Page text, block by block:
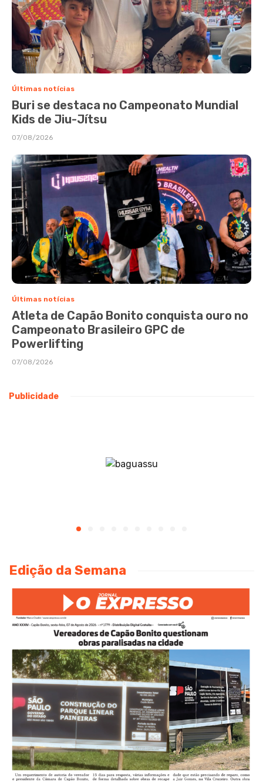
Últimas notícias
Buri se destaca no Campeonato Mundial
Kids de Jiu-Jítsu
07/08/2026
Últimas notícias
Atleta de Capão Bonito conquista ouro no
Campeonato Brasileiro GPC de
Powerlifting
07/08/2026
Publicidade
Edição da Semana